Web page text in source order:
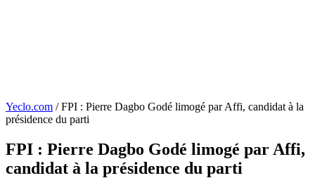
Yeclo.com / FPI : Pierre Dagbo Godé limogé par Affi, candidat à la
présidence du parti
FPI : Pierre Dagbo Godé limogé par Affi,
candidat à la présidence du parti